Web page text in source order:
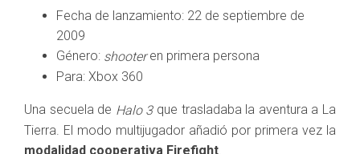
Fecha de lanzamiento: 22 de septiembre de
2009
Género: shooteren primera persona
Para: Xbox 360
Una secuela de Halo 3que trasladaba la aventura a La
Tierra. El modo multijugador añadió por primera vez la
modalidad cooperativa Firefight.